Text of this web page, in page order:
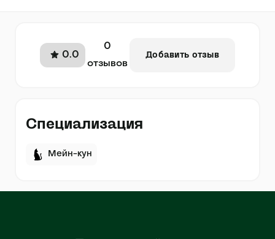
0.0
0
отзывов
Добавить отзыв
Специализация
Мейн-кун